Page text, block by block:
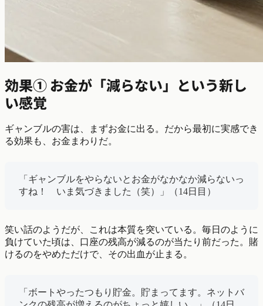
効果① お金が「減らない」という新し
い感覚
ギャンブルの害は、まずお金に出る。だから最初に実感でき
る効果も、お金まわりだ。
「ギャンブルをやらないとお金がなかなか減らないっ
すね！ いま気づきました（笑）」（14日目）
笑い話のようだが、これは本質を突いている。毎日のように
負けていた頃は、口座の残高が減るのが当たり前だった。賭
けるのをやめただけで、その出血が止まる。
「ボートやったつもり貯金。貯まってます。ネットバ